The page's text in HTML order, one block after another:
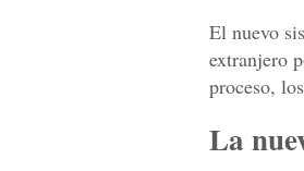
El nuevo
extranjero
proceso,
La